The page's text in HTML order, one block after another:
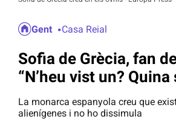
Gent Casa Reial
Sofia de Grècia, fan
“N’heu vist un? Quina
La monarca espanyola creu que
alienígenes i no ho dissimula